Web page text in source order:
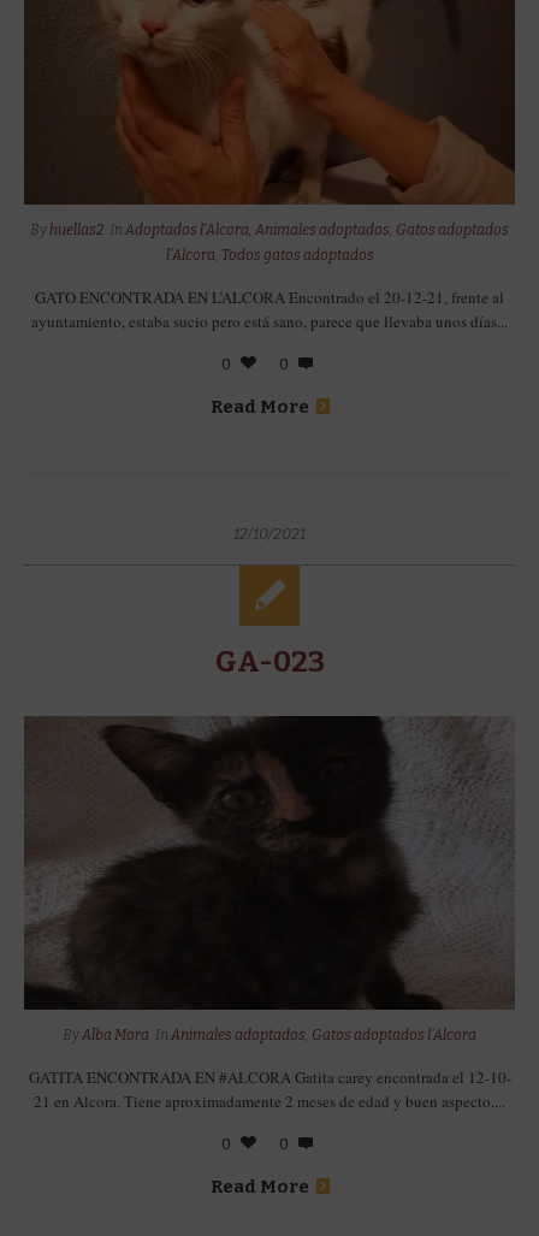
By huellas2 In Adoptados l'Alcora Animales adoptados Gatos adoptados
l'Alcora Todos gatos adoptados
GATO ENCONTRADA EN L’ALCORA Encontrado el 20-12-21, frente al
ayuntamiento, estaba sucio pero está sano, parece que llevaba unos días...
0 0
Read More
12/10/2021
GA-023
ByAlba Mora In Animales adoptados, Gatos adoptados l'Alcora
GATITA ENCONTRADA EN #ALCORA Gatita carey encontrada el 12-10-
21 en Alcora. Tiene aproximadamente 2 meses de edad y buen aspecto....
0 0
Read More